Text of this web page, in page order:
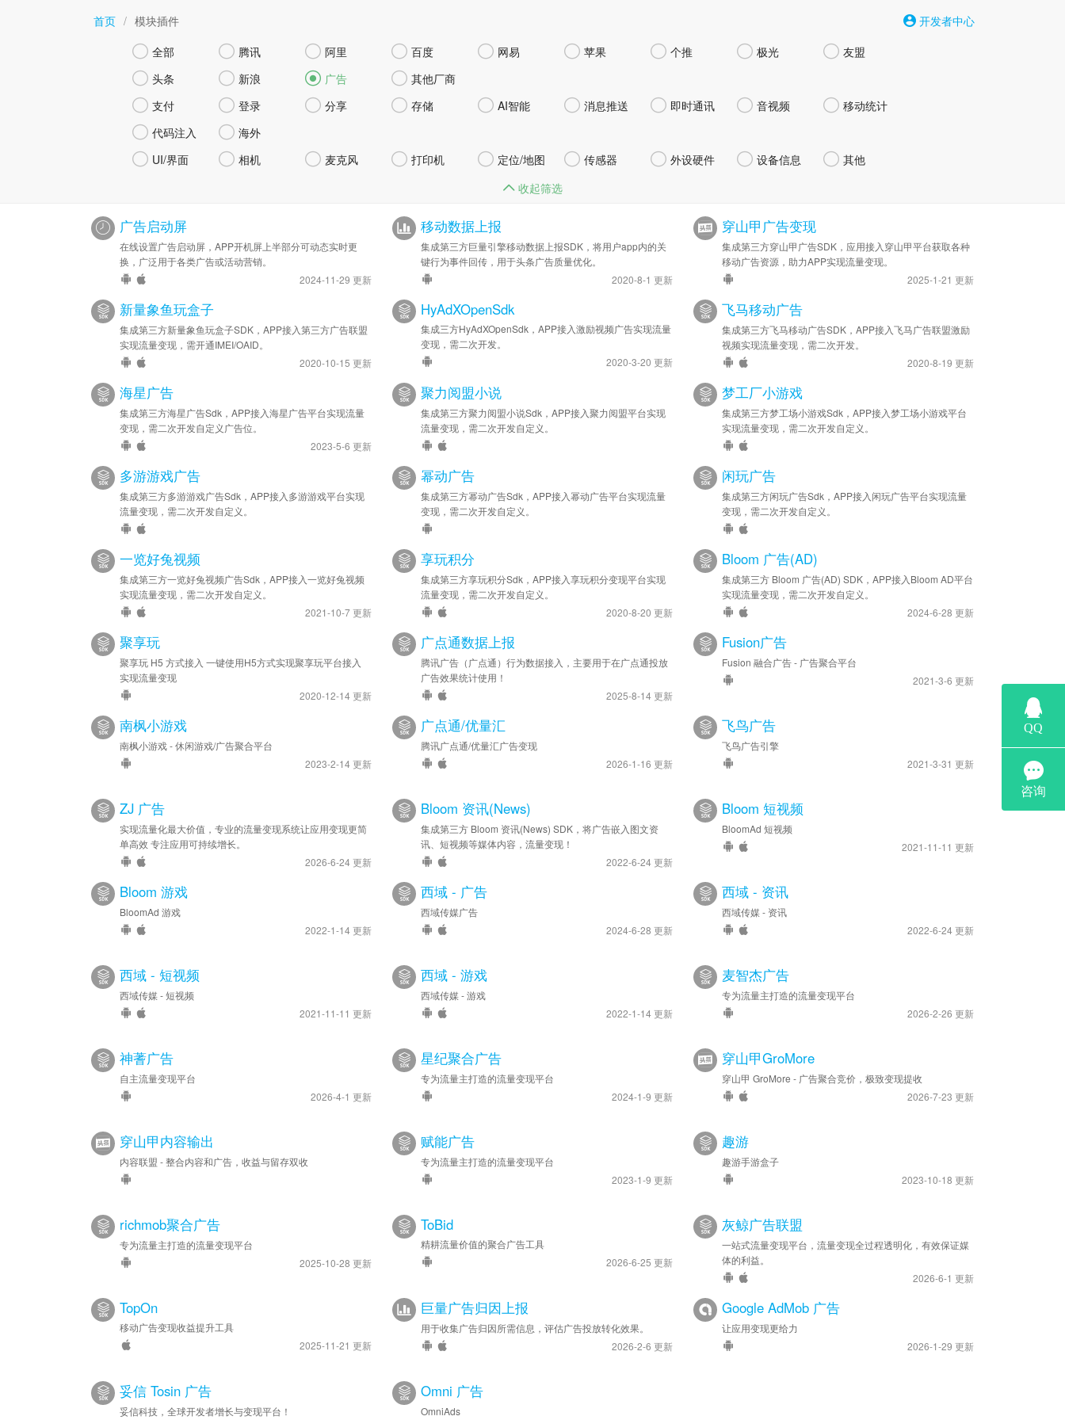
首页 / 模块插件 开发者中心
 全部  腾讯  阿里  百度  网易  苹果  个推  极光  友盟
 头条  新浪  广告  其他厂商
 支付  登录  分享  存储  AI智能  消息推送  即时通讯  音视频  移动统计
 代码注入  海外
 UI/界面  相机  麦克风  打印机  定位/地图  传感器  外设硬件  设备信息  其他
收起筛选
广告启动屏
在线设置广告启动屏，APP开机屏上半部分可动态实时更
换，广泛用于各类广告或活动营销。
2024-11-29 更新
移动数据上报
集成第三方巨量引擎移动数据上报SDK，将用户app内的关
键行为事件回传，用于头条广告质量优化。
2020-8-1 更新
穿山甲广告变现
集成第三方穿山甲广告SDK，应用接入穿山甲平台获取各种
移动广告资源，助力APP实现流量变现。
2025-1-21 更新
新量象鱼玩盒子
集成第三方新量象鱼玩盒子SDK，APP接入第三方广告联盟
实现流量变现，需开通IMEI/OAID。
2020-10-15 更新
HyAdXOpenSdk
集成三方HyAdXOpenSdk，APP接入激励视频广告实现流量
变现，需二次开发。
2020-3-20 更新
飞马移动广告
集成第三方飞马移动广告SDK，APP接入飞马广告联盟激励
视频实现流量变现，需二次开发。
2020-8-19 更新
海星广告
集成第三方海星广告Sdk，APP接入海星广告平台实现流量
变现，需二次开发自定义广告位。
2023-5-6 更新
聚力阅盟小说
集成第三方聚力阅盟小说Sdk，APP接入聚力阅盟平台实现
流量变现，需二次开发自定义。
梦工厂小游戏
集成第三方梦工场小游戏Sdk，APP接入梦工场小游戏平台
实现流量变现，需二次开发自定义。
多游游戏广告
集成第三方多游游戏广告Sdk，APP接入多游游戏平台实现
流量变现，需二次开发自定义。
幂动广告
集成第三方幂动广告Sdk，APP接入幂动广告平台实现流量
变现，需二次开发自定义。
闲玩广告
集成第三方闲玩广告Sdk，APP接入闲玩广告平台实现流量
变现，需二次开发自定义。
一览好兔视频
集成第三方一览好兔视频广告Sdk，APP接入一览好兔视频
实现流量变现，需二次开发自定义。
2021-10-7 更新
享玩积分
集成第三方享玩积分Sdk，APP接入享玩积分变现平台实现
流量变现，需二次开发自定义。
2020-8-20 更新
Bloom 广告(AD)
集成第三方 Bloom 广告(AD) SDK，APP接入Bloom AD平台
实现流量变现，需二次开发自定义。
2024-6-28 更新
聚享玩
聚享玩 H5 方式接入 一键使用H5方式实现聚享玩平台接入
实现流量变现
2020-12-14 更新
广点通数据上报
腾讯广告（广点通）行为数据接入，主要用于在广点通投放
广告效果统计使用！
2025-8-14 更新
Fusion广告
Fusion 融合广告 - 广告聚合平台
2021-3-6 更新
南枫小游戏
南枫小游戏 - 休闲游戏/广告聚合平台
2023-2-14 更新
广点通/优量汇
腾讯广点通/优量汇广告变现
2026-1-16 更新
飞鸟广告
飞鸟广告引擎
2021-3-31 更新
ZJ 广告
实现流量化最大价值，专业的流量变现系统让应用变现更简
单高效 专注应用可持续增长。
2026-6-24 更新
Bloom 资讯(News)
集成第三方 Bloom 资讯(News) SDK，将广告嵌入图文资
讯、短视频等媒体内容，流量变现！
2022-6-24 更新
Bloom 短视频
BloomAd 短视频
2021-11-11 更新
Bloom 游戏
BloomAd 游戏
2022-1-14 更新
西域 - 广告
西域传媒广告
2024-6-28 更新
西域 - 资讯
西域传媒 - 资讯
2022-6-24 更新
西域 - 短视频
西域传媒 - 短视频
2021-11-11 更新
西域 - 游戏
西域传媒 - 游戏
2022-1-14 更新
麦智杰广告
专为流量主打造的流量变现平台
2026-2-26 更新
神蓍广告
自主流量变现平台
2026-4-1 更新
星纪聚合广告
专为流量主打造的流量变现平台
2024-1-9 更新
穿山甲GroMore
穿山甲 GroMore - 广告聚合竞价，极致变现提收
2026-7-23 更新
穿山甲内容输出
内容联盟 - 整合内容和广告，收益与留存双收
赋能广告
专为流量主打造的流量变现平台
2023-1-9 更新
趣游
趣游手游盒子
2023-10-18 更新
richmob聚合广告
专为流量主打造的流量变现平台
2025-10-28 更新
ToBid
精耕流量价值的聚合广告工具
2026-6-25 更新
灰鲸广告联盟
一站式流量变现平台，流量变现全过程透明化，有效保证媒
体的利益。
2026-6-1 更新
TopOn
移动广告变现收益提升工具
2025-11-21 更新
巨量广告归因上报
用于收集广告归因所需信息，评估广告投放转化效果。
2026-2-6 更新
Google AdMob 广告
让应用变现更给力
2026-1-29 更新
妥信 Tosin 广告
妥信科技，全球开发者增长与变现平台！
Omni 广告
OmniAds